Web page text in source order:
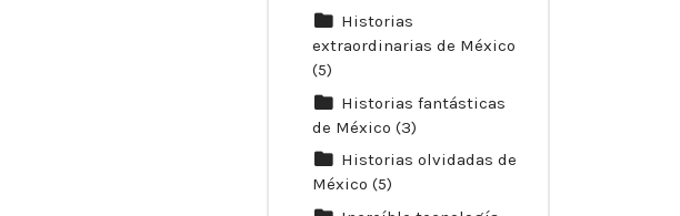
Historias
extraordinarias de México
(5)
Historias fantásticas
de México (3)
Historias olvidadas de
México (5)